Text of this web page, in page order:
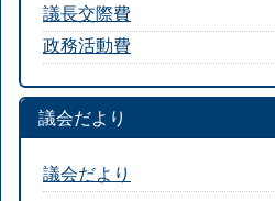
議長交際費
政務活動費
議会だより
議会だより